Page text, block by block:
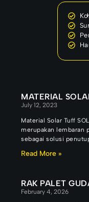
MATERIAL
July 12, 2023
Material Solar Tuff
merupakan lembaran
sebagai solusi
Read More »
RAK PALET
February 4, 2026